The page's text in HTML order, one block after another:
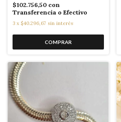
$102.756,50 con
Transferencia o Efectivo
3 x $40.296,67 sin interés